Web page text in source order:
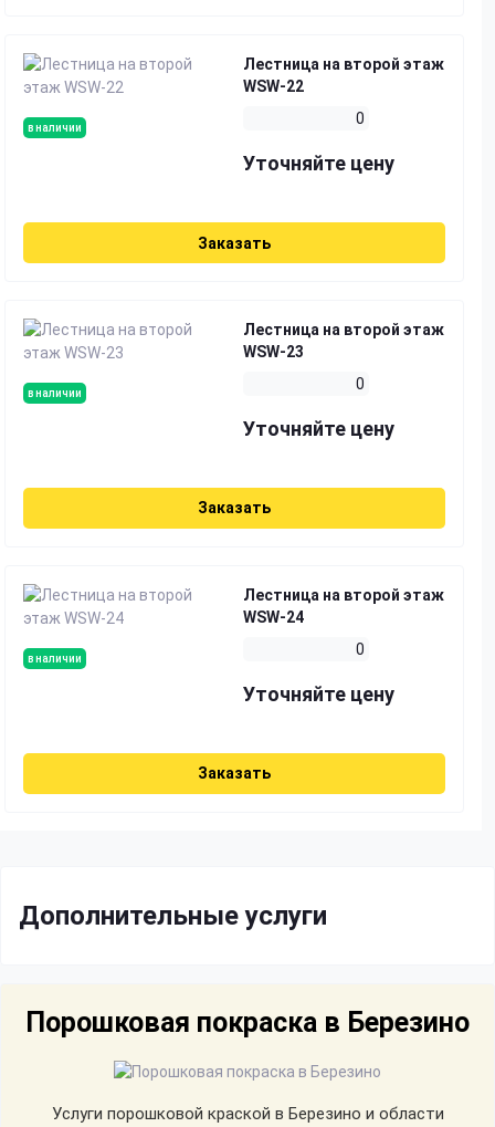
в наличии
Лестница на второй этаж
WSW-22
0
Уточняйте цену
Заказать
в наличии
Лестница на второй этаж
WSW-23
0
Уточняйте цену
Заказать
в наличии
Лестница на второй этаж
WSW-24
0
Уточняйте цену
Заказать
Дополнительные услуги
Порошковая покраска в Березино
Услуги порошковой краской в Березино и области